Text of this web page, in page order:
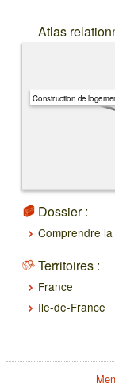
Atlas
Construction de
Dossier :
Comprendre
Territoires :
France
Ile-de-France